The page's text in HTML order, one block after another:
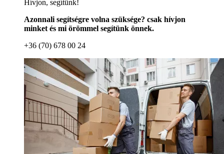
Hívjon, segítünk!
Azonnali segítségre volna szüksége? csak hívjon
minket és mi örömmel segítünk önnek.
+36 (70) 678 00 24